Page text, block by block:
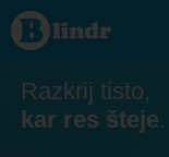
Zmenkovati
- On išče
njo
Razkrij tisto,
kar res šteje.